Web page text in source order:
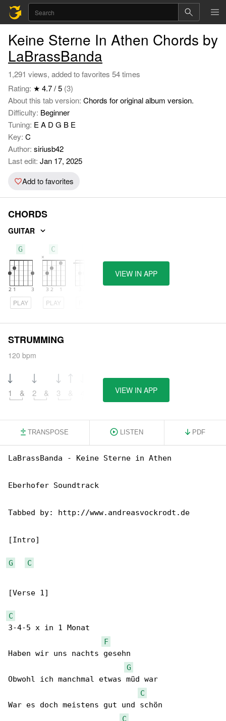
Keine Sterne In Athen Chords by
LaBrassBanda
1,291 views, added to favorites 54 times
Rating: ★ 4.7 / 5 (3)
About this tab version: Chords for original album version.
Difficulty: Beginner
Tuning: E A D G B E
Key: C
Author: siriusb42
Last edit: Jan 17, 2025
Add to favorites
CHORDS
GUITAR
G
PLAY
C
PLAY
VIEW IN APP
STRUMMING
120 bpm
1 & 2 & 3 VIEW IN APP
TRANSPOSE LISTEN PDF
LaBrassBanda - Keine Sterne in Athen
Eberhofer Soundtrack
Tabbed by: http://www.andreasvockrodt.de
[Intro]
G C
[Verse 1]
C
3-4-5 x in 1 Monat
F
Haben wir uns nachts gesehn
G
Obwohl ich manchmal etwas müd war
C
War es doch meistens gut und schön
C